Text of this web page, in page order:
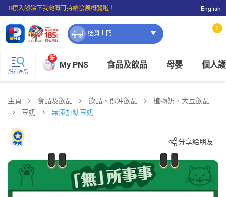
☝🏼㩒入嚟睇下我哋嘅可持續發展概覽啦！
⭐購物滿$399即享免費送貨；滿$100即可免費店取。
English
送貨上門
0
所有產品
新
My PNS 食品及飲品 母嬰 個人
主頁 食品及飲品 飲品、即沖飲品
植物奶、大豆飲品
豆奶
無添加糖豆奶
分享給朋友